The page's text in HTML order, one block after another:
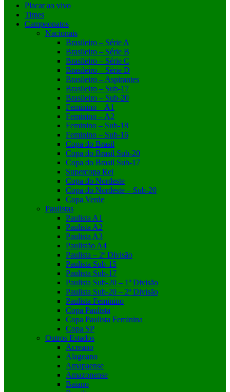
Placar ao vivo
Times
Campeonatos
Nacionais
Brasileiro – Série A
Brasileiro – Série B
Brasileiro – Série C
Brasileiro – Série D
Brasileiro – Aspirantes
Brasileiro – Sub-17
Brasileiro – Sub-20
Feminino – A1
Feminino – A2
Feminino – Sub-18
Feminino – Sub-16
Copa do Brasil
Copa do Brasil Sub-20
Copa do Brasil Sub-17
Supercopa Rei
Copa do Nordeste
Copa do Nordeste – Sub-20
Copa Verde
Paulistas
Paulista A1
Paulista A2
Paulista A3
Paulistão A4
Paulista – 2ª Divisão
Paulista Sub-15
Paulista Sub-17
Paulista Sub-20 – 1ª Divisão
Paulista Sub-20 – 2ª Divisão
Paulista Feminino
Copa Paulista
Copa Paulista Feminina
Copa SP
Outros Estados
Acreano
Alagoano
Amapaense
Amazonense
Baiano